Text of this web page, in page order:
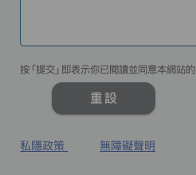
按「提交」即表示你已閱讀並同意本網站的
重設
私隱政策 無障礙聲明